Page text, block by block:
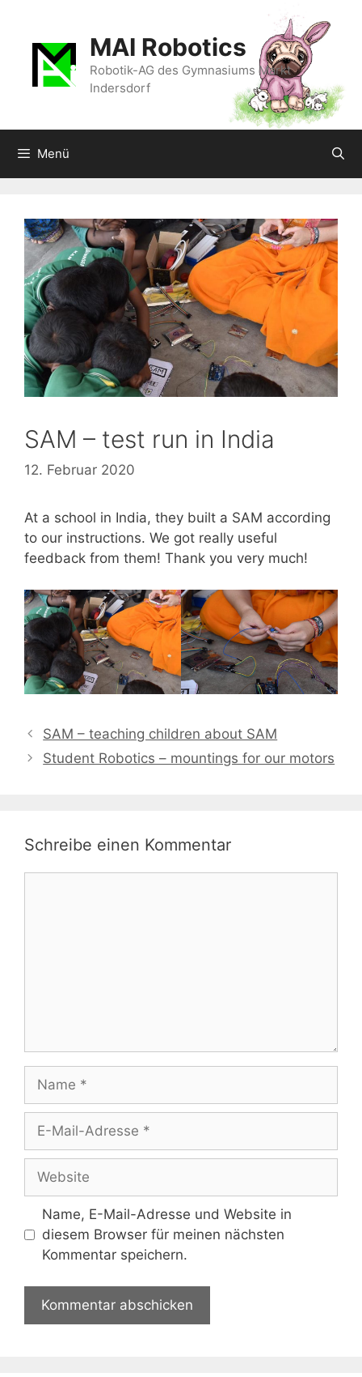
springen
MAI Robotics
Robotik-AG des Gymnasiums Markt
Indersdorf
Menü
SAM – test run in India
12. Februar 2020
At a school in India, they built a SAM according
to our instructions. We got really useful
feedback from them! Thank you very much!
SAM – teaching children about SAM
Student Robotics – mountings for our motors
Schreibe einen Kommentar
Name
Adresse
Website
Name, E-Mail-Adresse und Website in
diesem Browser für meinen nächsten
Kommentar speichern.